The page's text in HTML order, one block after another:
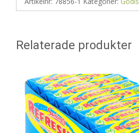
Relaterade produkter